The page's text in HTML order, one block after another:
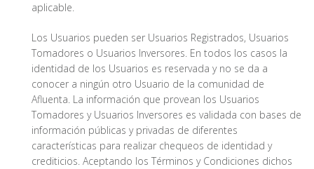
aplicable.
Los Usuarios pueden ser Usuarios Registrados, Usuarios
Tomadores o Usuarios Inversores. En todos los casos la
identidad de los Usuarios es reservada y no se da a
conocer a ningún otro Usuario de la comunidad de
Afluenta. La información que provean los Usuarios
Tomadores y Usuarios Inversores es validada con bases de
información públicas y privadas de diferentes
características para realizar chequeos de identidad y
crediticios. Aceptando los Términos y Condiciones dichos